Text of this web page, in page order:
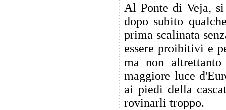
Al Ponte di Veja,
dopo subito
prima scalinata
essere proibitivi e
ma non
maggiore luce
ai piedi della
rovinarli troppo.